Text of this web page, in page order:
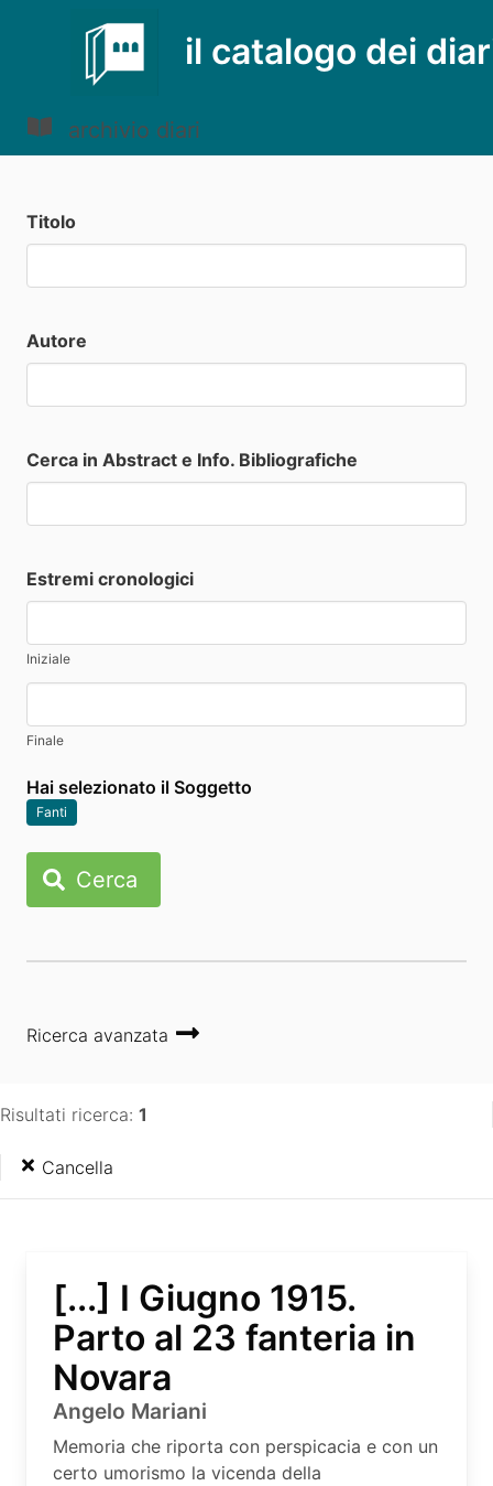
il catalogo dei
archivio diari
Titolo
Autore
Cerca in Abstract e Info. Bibliografiche
Estremi cronologici
Iniziale
Finale
Hai selezionato il Soggetto
Fanti
Cerca
Ricerca avanzata
Risultati ricerca: 1
Cancella
[...] I Giugno 1915.
Parto al 23 fanteria in
Novara
Angelo Mariani
Memoria che riporta con perspicacia e con un
certo umorismo la vicenda della